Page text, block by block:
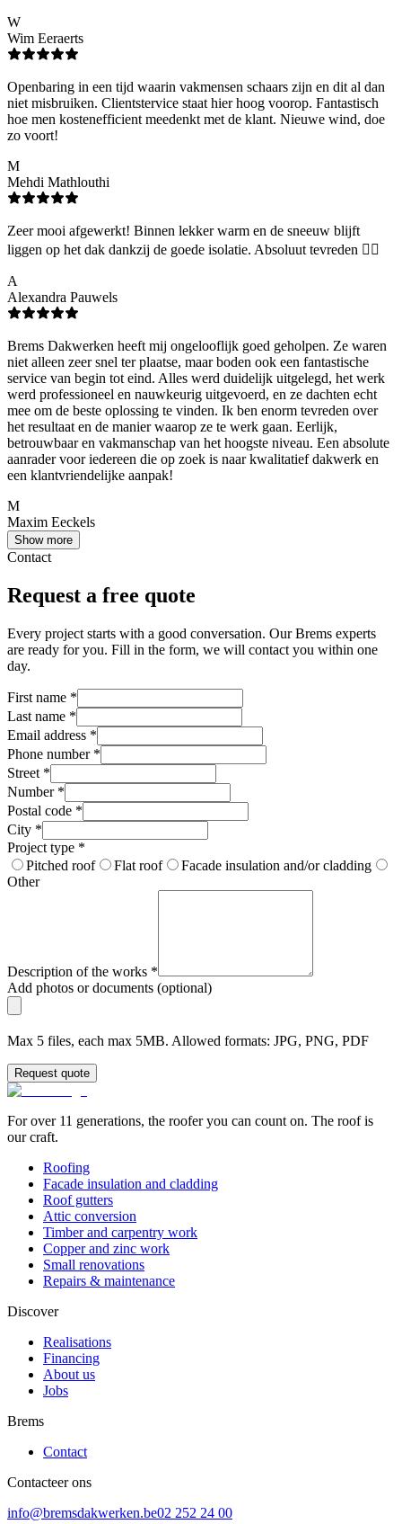
W
Wim Eeraerts
Openbaring in een tijd waarin vakmensen schaars zijn en dit al dan
niet misbruiken. Clientstervice staat hier hoog voorop. Fantastisch
hoe men kostenefficient meedenkt met de klant. Nieuwe wind, doe
zo voort!
M
Mehdi Mathlouthi
Zeer mooi afgewerkt! Binnen lekker warm en de sneeuw blijft
liggen op het dak dankzij de goede isolatie. Absoluut tevreden 👌🏻
A
Alexandra Pauwels
Brems Dakwerken heeft mij ongelooflijk goed geholpen. Ze waren
niet alleen zeer snel ter plaatse, maar boden ook een fantastische
service van begin tot eind. Alles werd duidelijk uitgelegd, het werk
werd professioneel en nauwkeurig uitgevoerd, en ze dachten echt
mee om de beste oplossing te vinden. Ik ben enorm tevreden over
het resultaat en de manier waarop ze te werk gaan. Eerlijk,
betrouwbaar en vakmanschap van het hoogste niveau. Een absolute
aanrader voor iedereen die op zoek is naar kwalitatief dakwerk en
een klantvriendelijke aanpak!
M
Maxim Eeckels
Show more
Contact
Request a free quote
Every project starts with a good conversation. Our Brems experts
are ready for you. Fill in the form, we will contact you within one
day.
First name *
Last name *
Email address *
Phone number *
Street *
Number *
Postal code *
City *
Project type *
Pitched roof
Flat roof
Facade insulation and/or cladding
Other
Description of the works *
Add photos or documents (optional)
Max 5 files, each max 5MB. Allowed formats: JPG, PNG, PDF
Request quote
For over 11 generations, the roofer you can count on. The roof is
our craft.
Roofing
Facade insulation and cladding
Roof gutters
Attic conversion
Timber and carpentry work
Copper and zinc work
Small renovations
Repairs & maintenance
Discover
Realisations
Financing
About us
Jobs
Brems
Contact
Contacteer ons
info@bremsdakwerken.be02 252 24 00